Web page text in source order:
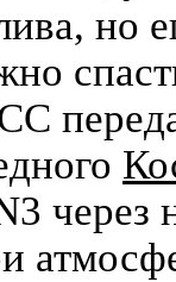
но
через